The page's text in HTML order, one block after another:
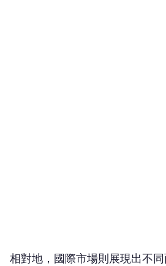
相對地，國際市場則展現出不